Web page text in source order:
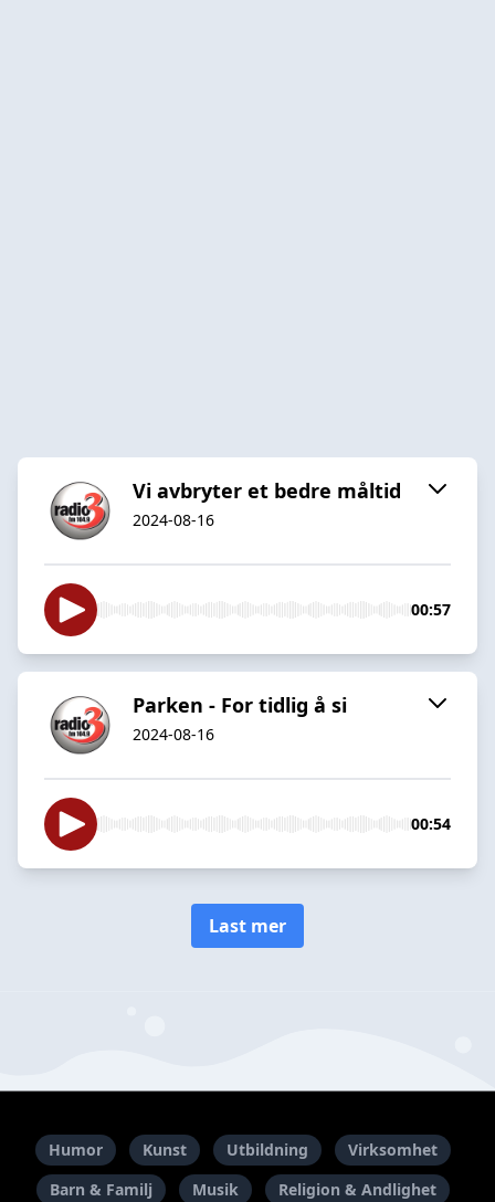
Vi avbryter et bedre måltid
2024-08-16
00:57
Parken - For tidlig å si
2024-08-16
00:54
Last mer
Humor Kunst Utbildning
Virksomhet
Barn & Familj
Musik Religion & Andlighet